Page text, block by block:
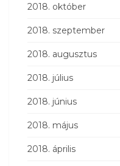
2018. október
2018. szeptember
2018. augusztus
2018. július
2018. június
2018. május
2018. április